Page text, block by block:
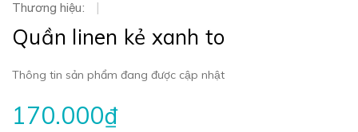
Thương hiệu:
Quần linen kẻ xanh to
Thông tin sản phẩm đang được cập nhật
170.000₫